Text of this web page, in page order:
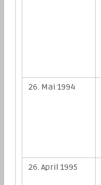
26. Mai 1994
26. April 1995